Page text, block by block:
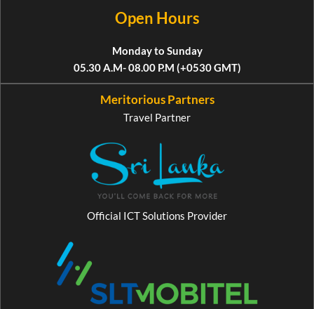
Open Hours
Monday to Sunday
05.30 A.M- 08.00 P.M (+0530 GMT)
Meritorious Partners
Travel Partner
Official ICT Solutions Provider